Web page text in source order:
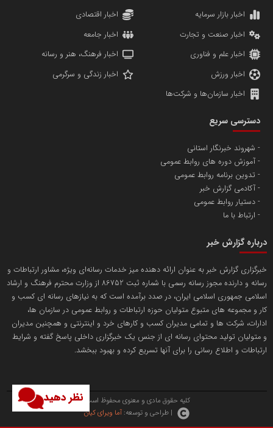
نظر دهید
دانشگاه سئوی ایران
پایگاه اطلاع رسانی اعتلای نهادهای مردمی
پایگاه اطلاع رسانی دریا و نفت
تامین آهن اسفنجی تولیدکنندگان فولاد در کشور
تریبون
انتشار گسترده محتوا در رسانه گزارش خبر
مریم حاج نوروز نظری
مسعودصادقی
محمدعلی کرمعلی
اخبار بازار سرمایه
اخبار اقتصادی
اخبار صنعت و تجارت
اخبار جامعه
اخبار علم و فناوری
اخبار فرهنگ، هنر و رسانه
اخبار ورزش
اخبار زندگی و سرگرمی
اخبار سازمان‌ها و شرکت‌ها
دسترسی سریع
شهروند خبرنگار استانی
آموزش دوره های روابط عمومی
تدوین برنامه روابط عمومی
آکادمی گزارش خبر
دستیار روابط عمومی
ارتباط با ما
درباره گزارش خبر
خبرگزاری گزارش خبر به عنوان ارائه دهنده میز خدمات رسانه‌ای ویژه، مشاور ارتباطات و
رسانه و دارنده مجوز رسانه رسمی با شماره ثبت 86752 از وزارت محترم فرهنگ و ارشاد
اسلامی جمهوری اسلامی ایران، در صدد برآمده است که به نیازهای رسانه ای کسب و
کار و مجموعه های متبوع متولیان حوزه ارتباطات و روابط عمومی در سازمان ها،
ادارات، شرکت ها و تمامی مدیران کسب و کارهای خرد و اینترنتی و همچنین مدیران
و متولیان تولید محتوای رسانه ای از جنس یک خبرگزاری داخلی پاسخ گفته و شرایط
ارتباطات و اطلاع رسانی را برای آنها تسریع کرده و بهبود ببخشد.
کلیه حقوق مادی و معنوی محفوظ است.
| طراحی و توسعه: آما ویرای کیان